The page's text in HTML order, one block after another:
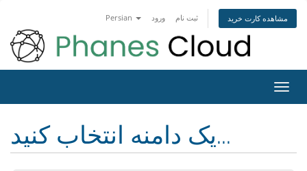
Persian ورود ثبت نام مشاهده کارت خرید
تغییر
یک دامنه انتخاب کنید...